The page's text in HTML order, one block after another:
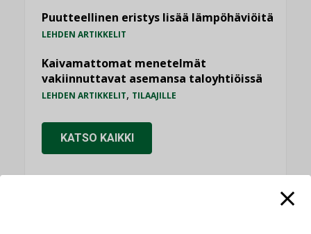
Puutteellinen eristys lisää lämpöhäviöitä
LEHDEN ARTIKKELIT
Kaivamattomat menetelmät
vakiinnuttavat asemansa taloyhtiöissä
LEHDEN ARTIKKELIT, TILAAJILLE
KATSO KAIKKI